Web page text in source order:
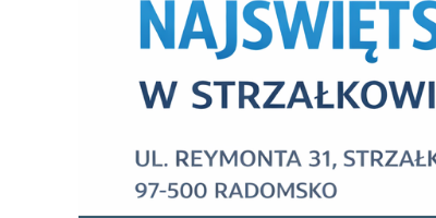
Najświętszej
Maryi
Panny
Parafia